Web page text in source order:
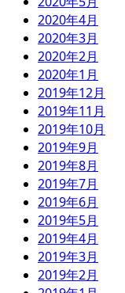
2020年4月
2020年3月
2020年2月
2020年1月
2019年12月
2019年11月
2019年10月
2019年9月
2019年8月
2019年7月
2019年6月
2019年5月
2019年4月
2019年3月
2019年2月